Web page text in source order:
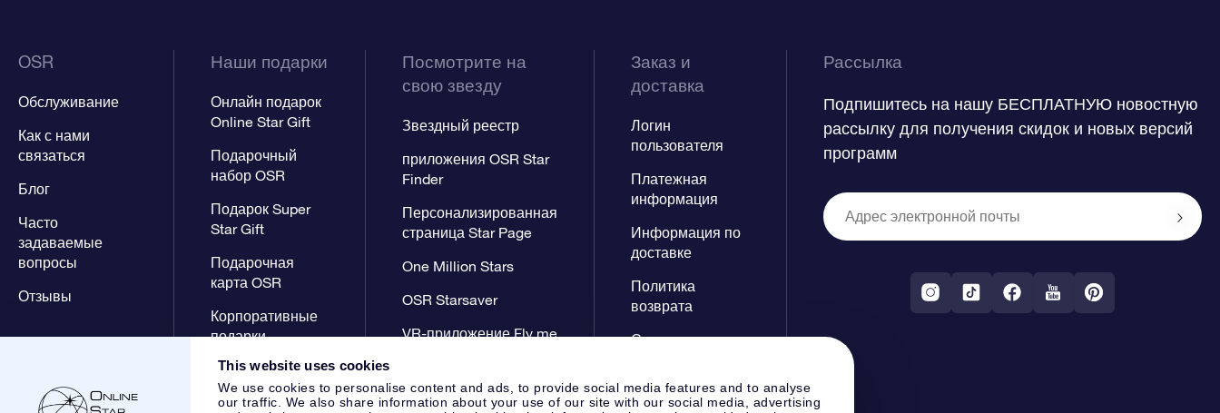
This website uses cookies
We use cookies to personalise content and ads, to provide social media features and to analyse
our traffic. We also share information about your use of our site with our social media, advertising
OSR
Обслуживание
Как с нами
связаться
Блог
Часто
задаваемые
вопросы
Отзывы
Наши подарки
Онлайн подарок
Online Star Gift
Подарочный
набор OSR
Подарок Super
Star Gift
Подарочная
карта OSR
Корпоративные
подарки
Посмотрите на
свою звезду
Звездный реестр
приложения OSR Star
Finder
Персонализированная
страница Star Page
One Million Stars
OSR Starsaver
VR-приложение Fly me
Заказ и
доставка
Логин
пользователя
Платежная
информация
Информация по
доставке
Политика
возврата
Созвездиях
Рассылка
Подпишитесь на нашу БЕСПЛАТНУЮ новостную
рассылку для получения скидок и новых версий
программ